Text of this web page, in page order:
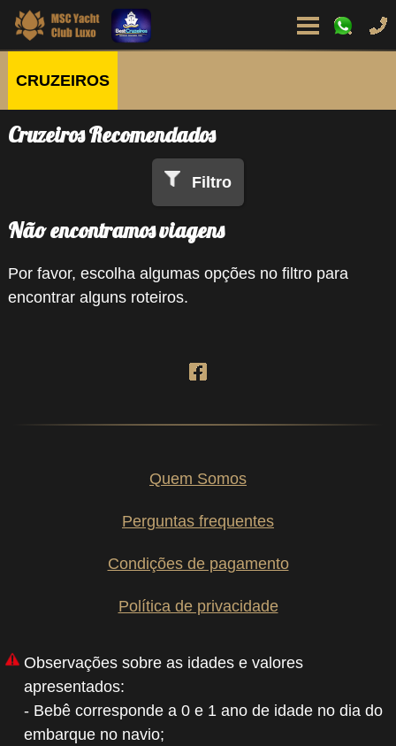
CRUZEIROS
Cruzeiros Recomendados
Filtro
Não encontramos viagens
Por favor, escolha algumas opções no filtro para
encontrar alguns roteiros.
Quem Somos
Perguntas frequentes
Condições de pagamento
Política de privacidade
Observações sobre as idades e valores
apresentados:
- Bebê corresponde a 0 e 1 ano de idade no dia do
embarque no navio;